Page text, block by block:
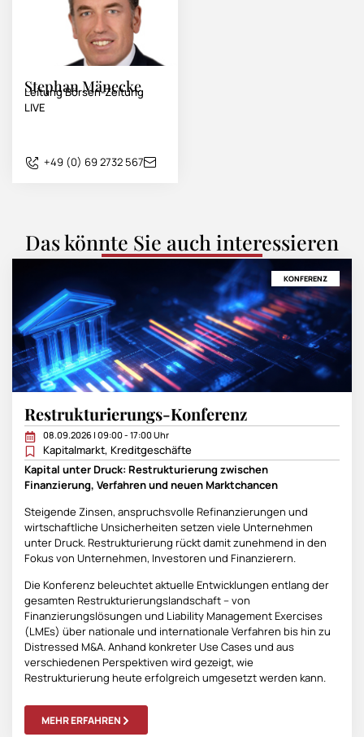
Stephan Mänecke
Leitung Börsen-Zeitung
LIVE
+49 (0) 69 2732 567
Das könnte Sie auch interessieren
MEHR ERFAHREN
KONFERENZ
Restrukturierungs-Konferenz
08.09.2026 | 09:00 - 17:00 Uhr
Kapitalmarkt, Kreditgeschäfte
Kapital unter Druck: Restrukturierung zwischen
Finanzierung, Verfahren und neuen Marktchancen
Steigende Zinsen, anspruchsvolle Refinanzierungen und
wirtschaftliche Unsicherheiten setzen viele Unternehmen
unter Druck. Restrukturierung rückt damit zunehmend in den
Fokus von Unternehmen, Investoren und Finanzierern.
Die Konferenz beleuchtet aktuelle Entwicklungen entlang der
gesamten Restrukturierungslandschaft – von
Finanzierungslösungen und Liability Management Exercises
(LMEs) über nationale und internationale Verfahren bis hin zu
Distressed M&A. Anhand konkreter Use Cases und aus
verschiedenen Perspektiven wird gezeigt, wie
Restrukturierung heute erfolgreich umgesetzt werden kann.